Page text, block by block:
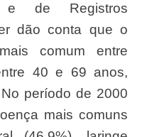
e de Registros
dão conta que o
comum entre
40 e 69 anos,
período de 2000
mais comuns